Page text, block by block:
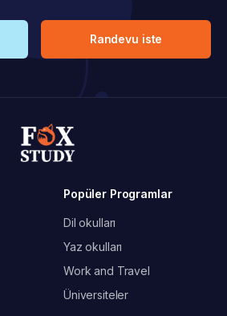
Randevu iste
Popüler Programlar
Dil okulları
Yaz okulları
Work and Travel
Üniversiteler